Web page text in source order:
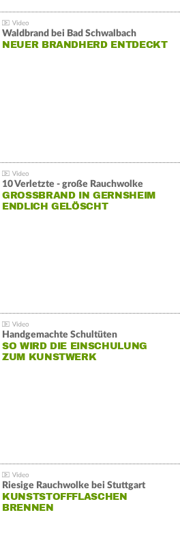
Waldbrand bei Bad Schwalbach
NEUER BRANDHERD ENTDECKT
10 Verletzte - große Rauchwolke
GROSSBRAND IN GERNSHEIM E
NDLICH GELÖSCHT
Handgemachte Schultüten
SO WIRD DIE EINSCHULUNG
ZUM KUNSTWERK
Riesige Rauchwolke bei Stuttgart
KUNSTSTOFFFLASCHEN
BRENNEN